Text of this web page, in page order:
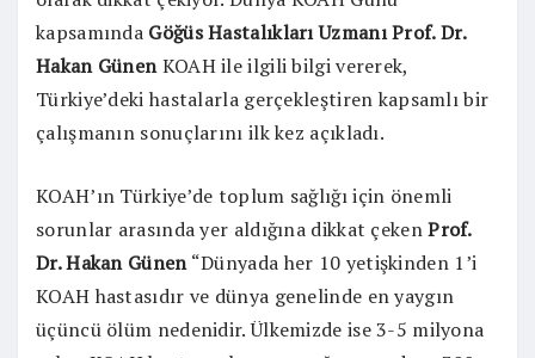
kapsamında Göğüs Hastalıkları Uzmanı Prof. Dr.
Hakan GünenKOAH ile ilgili bilgi vererek,
Türkiye’deki hastalarla gerçekleştiren kapsamlı bir
çalışmanın sonuçlarını ilk kez açıkladı.
KOAH’ın Türkiye’de toplum sağlığı için önemli
sorunlar arasında yer aldığına dikkat çekenProf.
Dr. Hakan Günen“Dünyada her 10 yetişkinden 1’i
KOAH hastasıdır ve dünya genelinde en yaygın
üçüncü ölüm nedenidir. Ülkemizde ise 3-5 milyona